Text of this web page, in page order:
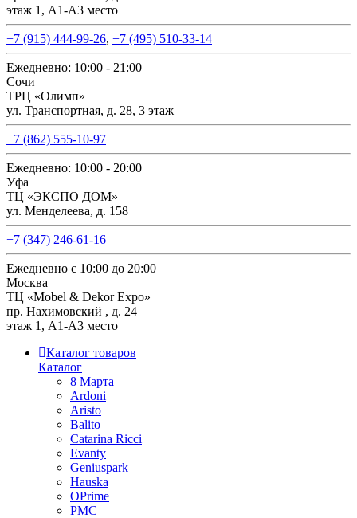
этаж 1, А1-А3 место
+7 (915) 444-99-26, +7 (495) 510-33-14
Ежедневно: 10:00 - 21:00
Сочи
ТРЦ «Олимп»
ул. Транспортная, д. 28, 3 этаж
+7 (862) 555-10-97
Ежедневно: 10:00 - 20:00
Уфа
ТЦ «ЭКСПО ДОМ»
ул. Менделеева, д. 158
+7 (347) 246-61-16
Ежедневно с 10:00 до 20:00
Москва
ТЦ «Mobel & Dekor Expo»
пр. Нахимовский , д. 24
этаж 1, А1-А3 место
Каталог товаров
Каталог
8 Марта
Ardoni
Aristo
Balito
Catarina Ricci
Evanty
Geniuspark
Hauska
OPrime
PMC